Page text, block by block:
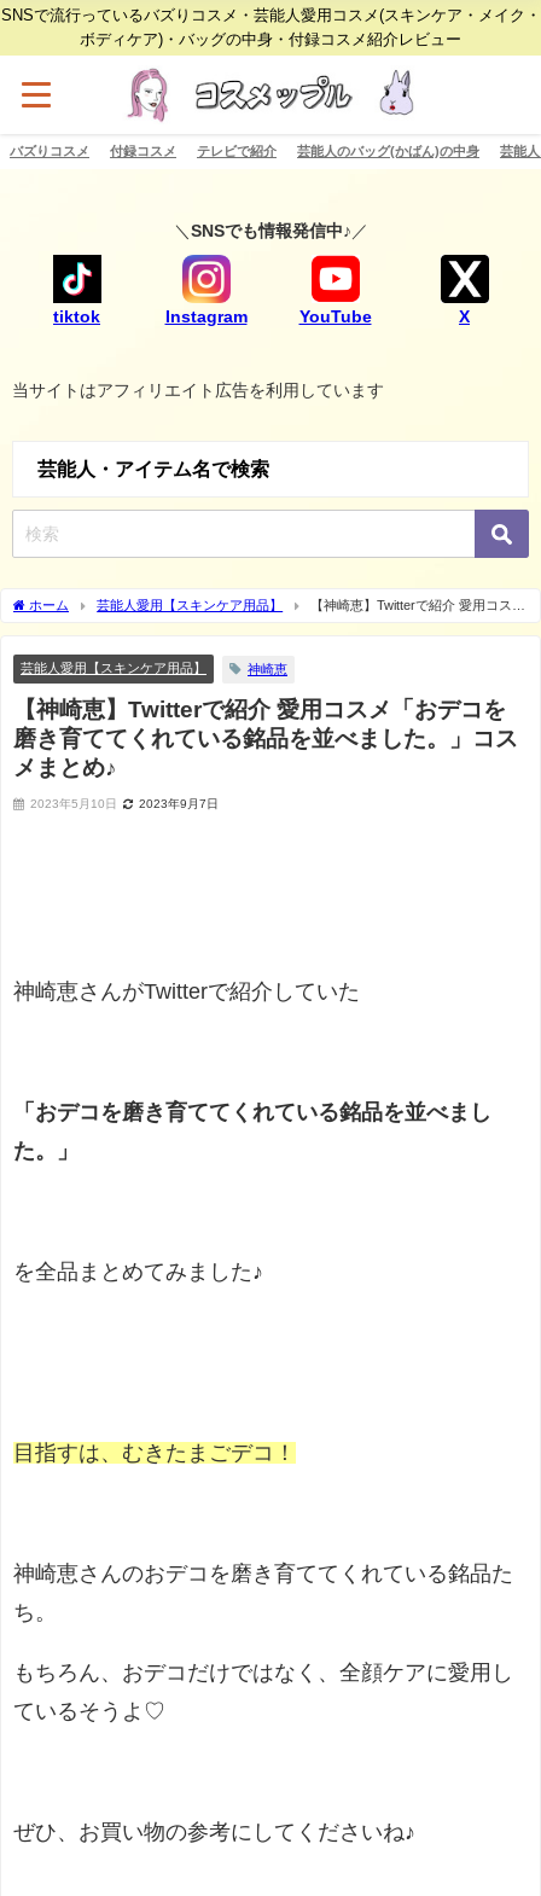
SNSで流行っているバズりコスメ・芸能人愛用コスメ(スキンケア・メイク・
ボディケア)・バッグの中身・付録コスメ紹介レビュー
バズりコスメ 付録コスメ テレビで紹介 芸能人のバッグ(かばん)の中身 芸能
＼ SNSでも情報発信中♪ ／
tiktok Instagram YouTube X
当サイトはアフィリエイト広告を利用しています
芸能人・アイテム名で検索
ホーム 芸能人愛用【スキンケア用品】
【神崎恵】Twitterで紹介 愛用コスメ
「おデコを磨き育ててくれている銘品を並べました。」コスメまとめ♪
芸能人愛用【スキンケア用品】 神崎恵
【神崎恵】Twitterで紹介 愛用コスメ「おデコを
磨き育ててくれている銘品を並べました。」コス
メまとめ♪
2023年5月10日 2023年9月7日
神崎恵さんがTwitterで紹介していた
「おデコを磨き育ててくれている銘品を並べまし
た。」
を全品まとめてみました♪
目指すは、むきたまごデコ！
神崎恵さんのおデコを磨き育ててくれている銘品た
ち。
もちろん、おデコだけではなく、全顔ケアに愛用し
ているそうよ♡
ぜひ、お買い物の参考にしてくださいね♪